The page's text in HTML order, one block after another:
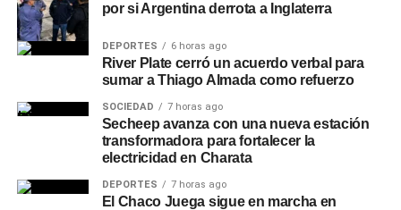
por si Argentina derrota a Inglaterra
DEPORTES 6 horas ago
River Plate cerró un acuerdo verbal para
sumar a Thiago Almada como refuerzo
SOCIEDAD 7 horas ago
Secheep avanza con una nueva estación
transformadora para fortalecer la
electricidad en Charata
DEPORTES 7 horas ago
El Chaco Juega sigue en marcha en